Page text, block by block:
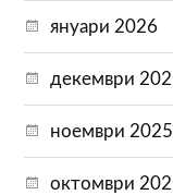
януари 2026
декември
ноември 2025
октомври